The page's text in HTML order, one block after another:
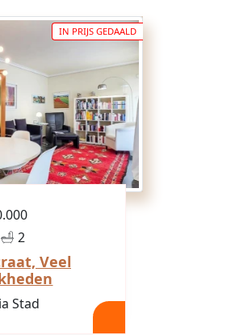
IN PRIJS GEDAALD
2
Veel
Stad